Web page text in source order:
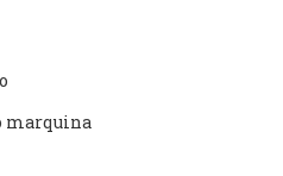
marquina